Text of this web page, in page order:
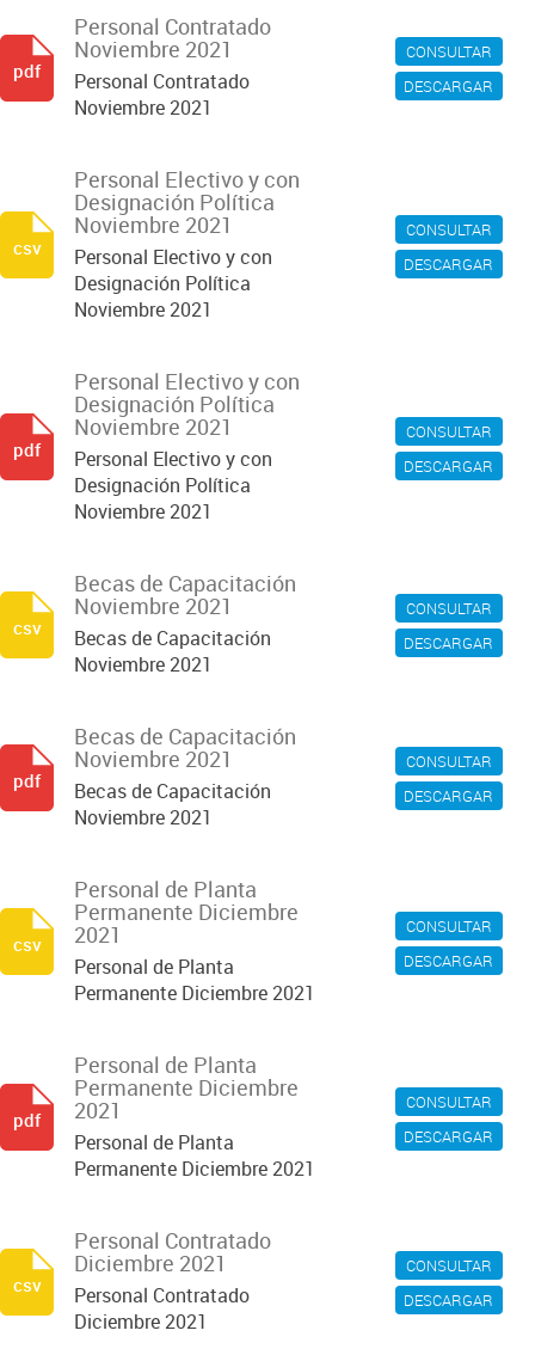
CONSULTAR
DESCARGAR
Personal Contratado
Noviembre 2021
Personal Contratado
Noviembre 2021
pdf
CONSULTAR
DESCARGAR
Personal Electivo y con
Designación Política
Noviembre 2021
Personal Electivo y con
Designación Política
Noviembre 2021
csv
CONSULTAR
DESCARGAR
Personal Electivo y con
Designación Política
Noviembre 2021
Personal Electivo y con
Designación Política
Noviembre 2021
pdf
CONSULTAR
DESCARGAR
Becas de Capacitación
Noviembre 2021
Becas de Capacitación
Noviembre 2021
csv
CONSULTAR
DESCARGAR
Becas de Capacitación
Noviembre 2021
Becas de Capacitación
Noviembre 2021
pdf
CONSULTAR
DESCARGAR
Personal de Planta
Permanente Diciembre
2021
Personal de Planta
Permanente Diciembre 2021
csv
CONSULTAR
DESCARGAR
Personal de Planta
Permanente Diciembre
2021
Personal de Planta
Permanente Diciembre 2021
pdf
CONSULTAR
DESCARGAR
Personal Contratado
Diciembre 2021
Personal Contratado
Diciembre 2021
csv